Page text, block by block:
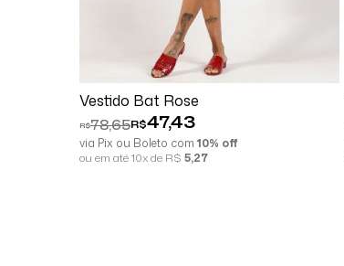
Vestido Bat Rose
R$78,65R$47,43
via Pix ou Boleto com10% off
ou em até 10x de R$ 5,27
Comprar